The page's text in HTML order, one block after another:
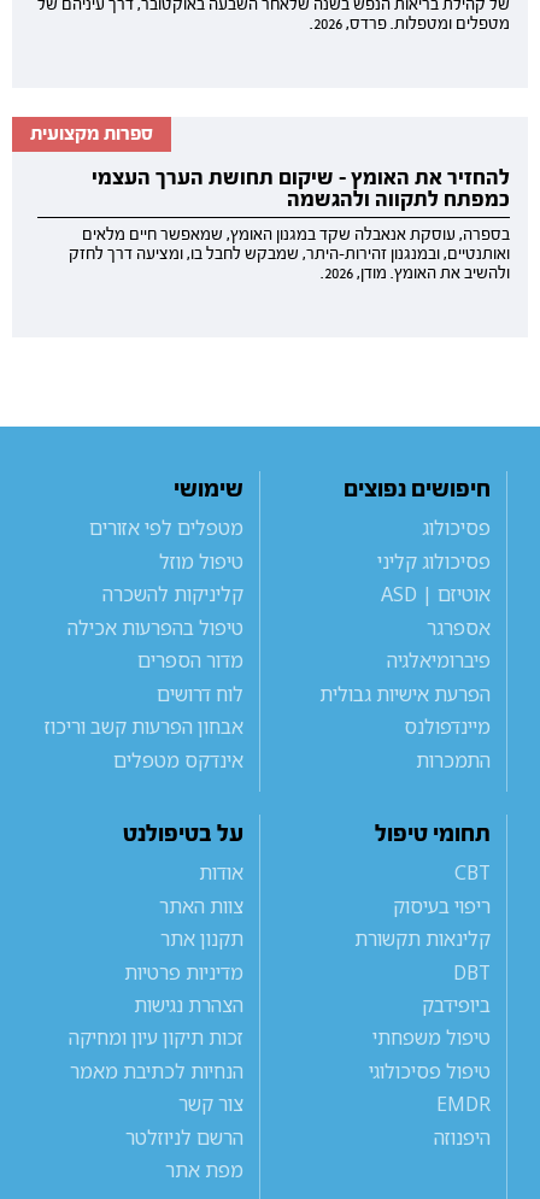
של קהילת בריאות הנפש בשנה שלאחר השבעה באוקטובר, דרך עיניהם של
מטפלים ומטפלות. פרדס, 2026.
ספרות מקצועית
להחזיר את האומץ - שיקום תחושת הערך העצמי
כמפתח לתקווה ולהגשמה
בספרה, עוסקת אנאבלה שקד במגנון האומץ, שמאפשר חיים מלאים
ואותנטיים, ובמנגנון זהירות-היתר, שמבקש לחבל בו, ומציעה דרך לחזק
ולהשיב את האומץ. מודן, 2026.
חיפושים נפוצים
פסיכולוג
פסיכולוג קליני
אוטיזם | ASD
אספרגר
פיברומיאלגיה
הפרעת אישיות גבולית
מיינדפולנס
התמכרות
שימושי
מטפלים לפי אזורים
טיפול מוזל
קליניקות להשכרה
טיפול בהפרעות אכילה
מדור הספרים
לוח דרושים
אבחון הפרעות קשב וריכוז
אינדקס מטפלים
תחומי טיפול
CBT
ריפוי בעיסוק
קלינאות תקשורת
DBT
ביופידבק
טיפול משפחתי
טיפול פסיכולוגי
EMDR
היפנוזה
על בטיפולנט
אודות
צוות האתר
תקנון אתר
מדיניות פרטיות
הצהרת נגישות
זכות תיקון עיון ומחיקה
הנחיות לכתיבת מאמר
צור קשר
הרשם לניוזלטר
מפת אתר